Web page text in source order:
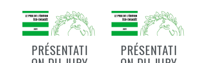
PRÉSENTATI PRÉSENTATI